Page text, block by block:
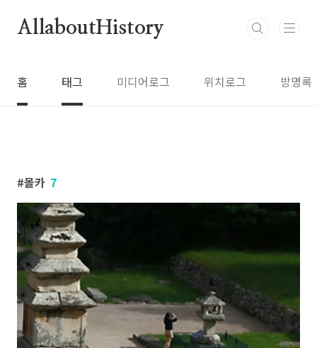
AllaboutHistory
홈 태그 미디어로그 위치로그 방명록
몰카 7